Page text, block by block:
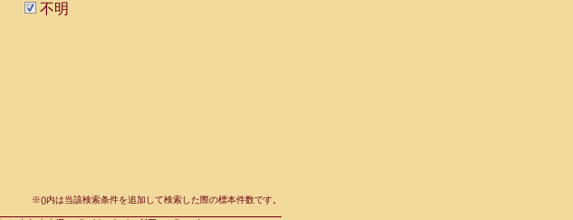
不明
※()内は当該検索条件を追加して検索した際の標本件数です。